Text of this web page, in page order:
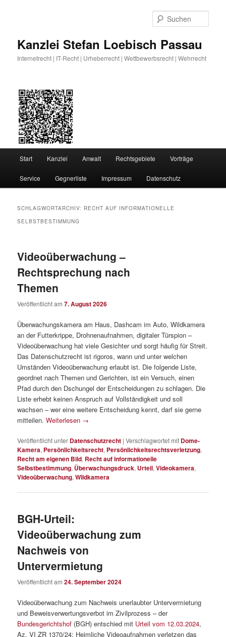
Kanzlei Stefan Loebisch Passau
Internetrecht | IT-Recht | Urheberrecht | Wettbewerbsrecht | Wehrrecht
Start Kanzlei Anwalt Rechtsgebiete Vorträge
Service Gegnerliste Impressum Datenschutz
SCHLAGWORTARCHIV: RECHT AUF INFORMATIONELLE
SELBSTBESTIMMUNG
Videoüberwachung –
Rechtsprechung nach
Themen
Veröffentlicht am7. August 2026
Überwachungskamera am Haus, Dashcam im Auto, Wildkamera
an der Futterkrippe, Drohnenaufnahmen, digitaler Türspion –
Videoüberwachung hat viele Gesichter und sorgt häufig für Streit.
Das Datenschutzrecht ist rigoros, wann und unter welchen
Umständen Videoüberwachung erlaubt ist. Die folgende Liste,
geordnet nach Themen und Gerichten, ist ein Versuch, einen
Pfad durch den Dschungel der Entscheidungen zu schlagen. Die
Liste erhebt keinen Anspruch auf Vollständigkeit und soll
wachsen – wer eine weitere Entscheidung kennt, darf sie gerne
mitteilen.Weiterlesen →
Veröffentlicht unter Datenschutzrecht |Verschlagwortet mit Dome-
Kamera, Persönlichkeitsrecht, Persönlichkeitsrechtsverletzung,
Recht am eigenen Bild, Recht auf informationelle
Selbstbestimmung, Überwachungsdruck, Urteil,Videokamera,
Videoüberwachung,Wildkamera
BGH-Urteil:
Videoüberwachung zum
Nachweis von
Untervermietung
Veröffentlicht am24. September 2024
Videoüberwachung zum Nachweis unerlaubter Untervermietung
und Beweisverwertungsverbot im Zivilprozess – der
Bundesgerichtshof (BGH) entschied mit Urteil vom 12.03.2024,
Az. VI ZR 1370/24: Heimliche Videoaufnahmen verletzen das